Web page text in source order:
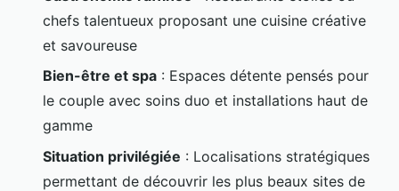
chefs talentueux proposant une cuisine créative
et savoureuse
Bien-être et spa : Espaces détente pensés pour
le couple avec soins duo et installations haut de
gamme
Situation privilégiée : Localisations stratégiques
permettant de découvrir les plus beaux sites de